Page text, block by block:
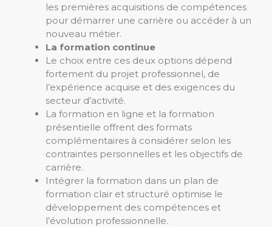
les premières acquisitions de compétences
pour démarrer une carrière ou accéder à un
nouveau métier.
La formation continue
Le choix entre ces deux options dépend
fortement du projet professionnel, de
l’expérience acquise et des exigences du
secteur d’activité.
La formation en ligne et la formation
présentielle offrent des formats
complémentaires à considérer selon les
contraintes personnelles et les objectifs de
carrière.
Intégrer la formation dans un plan de
formation clair et structuré optimise le
développement des compétences et
l’évolution professionnelle.